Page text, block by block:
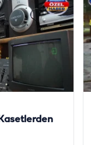
Kasetlerden